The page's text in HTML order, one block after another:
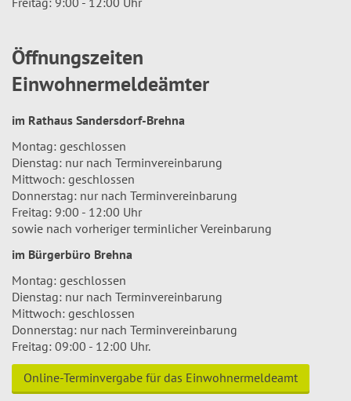
Öffnungszeiten
Einwohnermeldeämter
im Rathaus Sandersdorf-Brehna
Montag: geschlossen
Dienstag: nur nach Terminvereinbarung
Mittwoch: geschlossen
Donnerstag: nur nach Terminvereinbarung
Freitag: 9:00 - 12:00 Uhr
sowie nach vorheriger terminlicher Vereinbarung
im Bürgerbüro Brehna
Montag: geschlossen
Dienstag: nur nach Terminvereinbarung
Mittwoch: geschlossen
Donnerstag: nur nach Terminvereinbarung
Freitag: 09:00 - 12:00 Uhr.
Online-Terminvergabe für das Einwohnermeldeamt